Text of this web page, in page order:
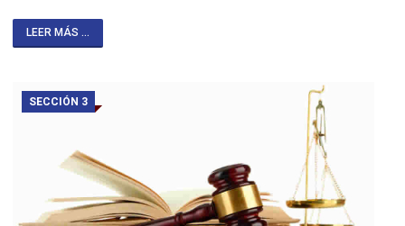
LEER MÁS ...
SECCIÓN 3